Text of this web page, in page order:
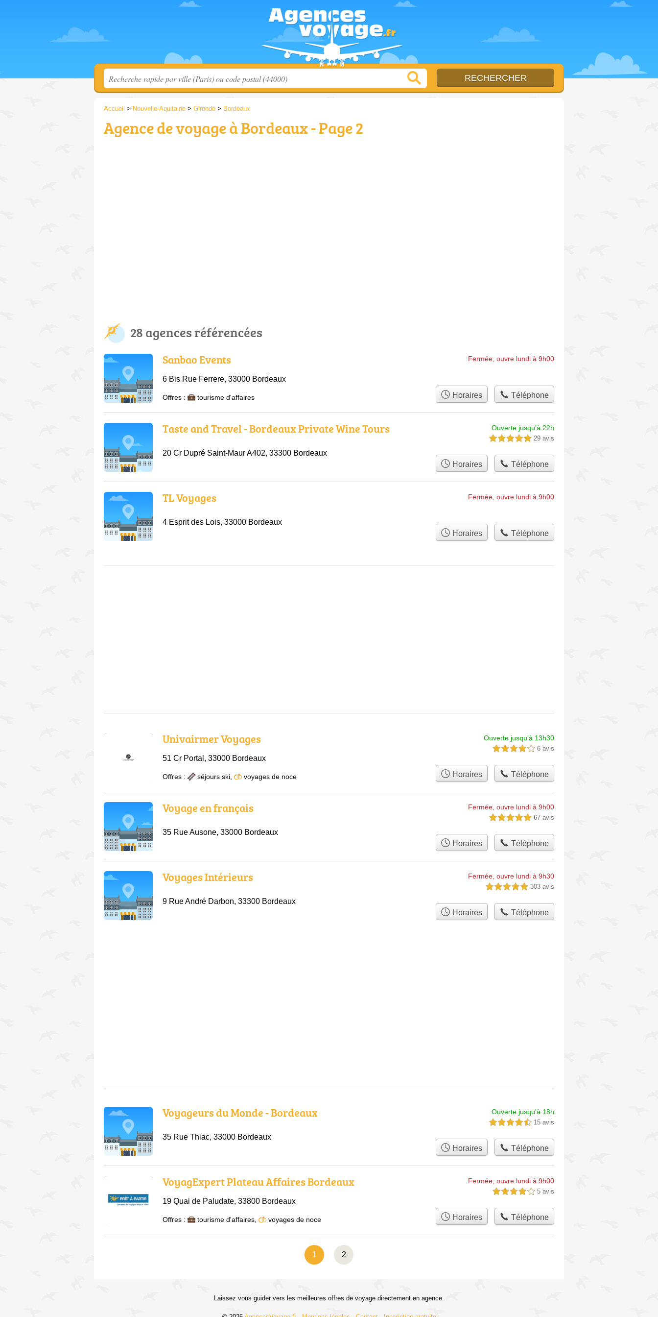
Accueil > Nouvelle-Aquitaine > Gironde > Bordeaux
Agence de voyage à Bordeaux - Page 2
28 agences référencées
Sanbao Events
6 Bis Rue Ferrere, 33000 Bordeaux
Fermée, ouvre lundi à 9h00
Offres : tourisme d'affaires Horaires Téléphone
Taste and Travel - Bordeaux Private Wine Tours
20 Cr Dupré Saint-Maur A402, 33300 Bordeaux
Ouverte jusqu'à 22h
5,0 étoiles sur 5 29 avis
Horaires Téléphone
TL Voyages
4 Esprit des Lois, 33000 Bordeaux
Fermée, ouvre lundi à 9h00
Horaires Téléphone
Univairmer Voyages
51 Cr Portal, 33000 Bordeaux
Ouverte jusqu'à 13h30
4,0 étoiles sur 5 6 avis
Offres : séjours ski voyages de noce Horaires Téléphone
Voyage en français
35 Rue Ausone, 33000 Bordeaux
Fermée, ouvre lundi à 9h00
5,0 étoiles sur 5 67 avis
Horaires Téléphone
Voyages Intérieurs
9 Rue André Darbon, 33300 Bordeaux
Fermée, ouvre lundi à 9h30
5,0 étoiles sur 5 303 avis
Horaires Téléphone
Voyageurs du Monde - Bordeaux
35 Rue Thiac, 33000 Bordeaux
Ouverte jusqu'à 18h
4,5 étoiles sur 5 15 avis
Horaires Téléphone
VoyagExpert Plateau Affaires Bordeaux
19 Quai de Paludate, 33800 Bordeaux
Fermée, ouvre lundi à 9h00
4,0 étoiles sur 5 5 avis
Offres : tourisme d'affaires voyages de noce Horaires Téléphone
1 2
Laissez vous guider vers les meilleures offres de voyage directement en agence.